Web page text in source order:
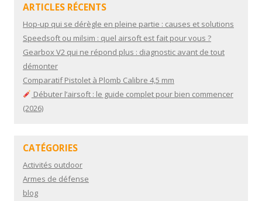
ARTICLES RÉCENTS
Hop-up qui se dérègle en pleine partie : causes et solutions
Speedsoft ou milsim : quel airsoft est fait pour vous ?
Gearbox V2 qui ne répond plus : diagnostic avant de tout
démonter
Comparatif Pistolet à Plomb Calibre 4,5 mm
Débuter l’airsoft : le guide complet pour bien commencer
(2026)
CATÉGORIES
Activités outdoor
Armes de défense
blog